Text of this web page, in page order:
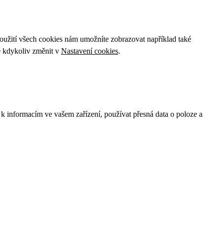
všech cookies nám umožníte zobrazovat například také
kdykoliv změnit v Nastavení cookies.
ve vašem zařízení, používat přesná data o poloze a